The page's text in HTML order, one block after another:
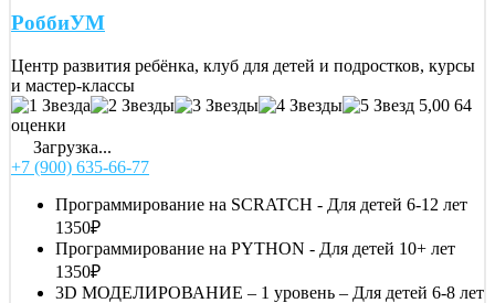
РоббиУМ
Центр развития ребёнка, клуб для детей и подростков, курсы
и мастер-классы
5,00 64
оценки
Загрузка...
+7 (900) 635-66-77
Программирование на SCRATCH - Для детей 6-12 лет
1350₽
Программирование на PYTHON - Для детей 10+ лет
1350₽
3D МОДЕЛИРОВАНИЕ – 1 уровень – Для детей 6-8 лет